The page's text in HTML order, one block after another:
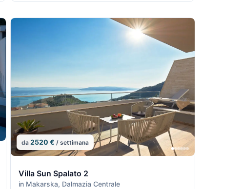
4/75/7
da2520 € / settimana
Villa Sun Spalato 2
in Makarska, Dalmazia Centrale